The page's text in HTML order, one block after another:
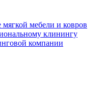
мебели и ковров
клинингу
компании